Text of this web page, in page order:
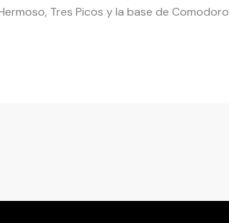
Tres Picos y la base de Comodoro